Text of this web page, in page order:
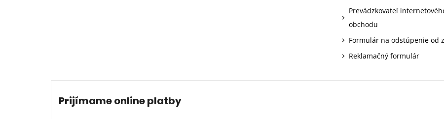
Prevádzkovateľ
obchodu
Formulár na odstúpenie od
Reklamačný formulár
Prijímame online platby